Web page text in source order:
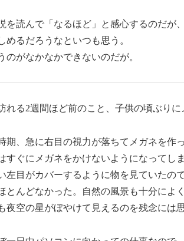
読んで「なるほど」と感心するのだが
めるだろうなといつも思う。
のがなかなかできないのだが。
る2週間ほど前のこと、子供の頃ぶりに
、急に右目の視力が落ちてメガネを作
すぐにメガネをかけないようになってしま
目がカバーするように物を見ていたの
とんどなかった。自然の風景も十分によ
空の星がぼやけて見えるのを残念には思